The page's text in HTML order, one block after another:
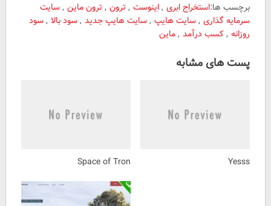
برچسب ها:استخراج ابری ,اینوست , ترون , ترون ماین ,سایت
سرمایه گذاری ,سایت هایپ ,سایت هایپ جدید ,سود بالا ,سود
روزانه , کسب درآمد ,ماین
پست های مشابه
Space of Tron Yesss